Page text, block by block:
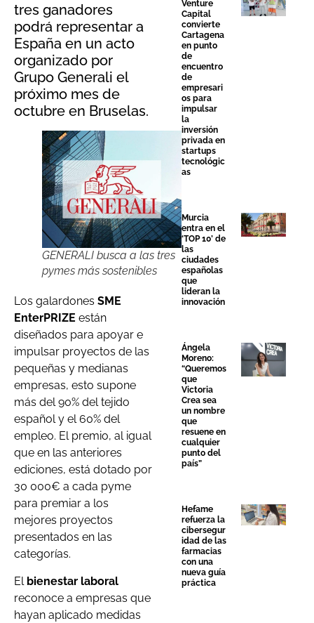
tres ganadores
podrá representar a
España en un acto
organizado por
Grupo Generali el
próximo mes de
octubre en Bruselas.
GENERALI busca a las tres
pymes más sostenibles
Los galardones SME
EnterPRIZE están
diseñados para apoyar e
impulsar proyectos de las
pequeñas y medianas
empresas, esto supone
más del 90% del tejido
español y el 60% del
empleo. El premio, al igual
que en las anteriores
ediciones, está dotado por
30 000€ a cada pyme
para premiar a los
mejores proyectos
presentados en las
categorías.
El bienestar laboral
reconoce a empresas que
hayan aplicado medidas
Venture
Capital
convierte
Cartagena
en punto
de
encuentro
de
empresari
os para
impulsar
la
inversión
privada en
startups
tecnológic
as
Murcia
entra en el
‘TOP 10’ de
las
ciudades
españolas
que
lideran la
innovación
Ángela
Moreno:
“Queremos
que
Victoria
Crea sea
un nombre
que
resuene en
cualquier
punto del
país”
Hefame
refuerza la
cibersegur
idad de las
farmacias
con una
nueva guía
práctica